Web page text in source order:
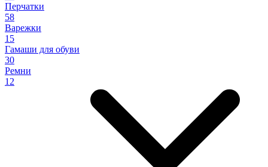
Перчатки
58
Варежки
15
Гамаши для обуви
30
Ремни
12